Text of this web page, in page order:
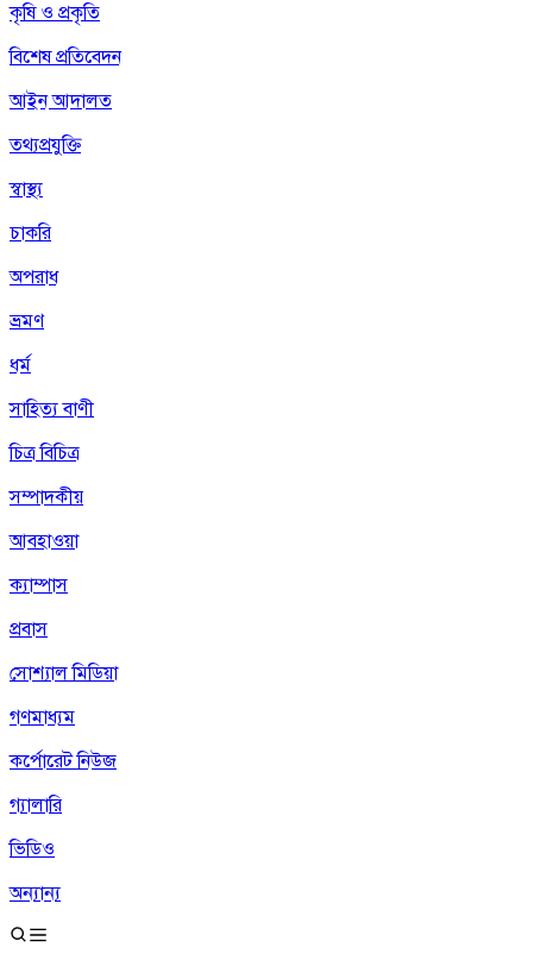
কৃষি ও প্রকৃতি
বিশেষ প্রতিবেদন
আইন আদালত
তথ্যপ্রযুক্তি
স্বাস্থ্য
চাকরি
অপরাধ
ভ্রমণ
ধর্ম
সাহিত্য বাণী
চিত্র বিচিত্র
সম্পাদকীয়
আবহাওয়া
ক্যাম্পাস
প্রবাস
সোশ্যাল মিডিয়া
গণমাধ্যম
কর্পোরেট নিউজ
গ্যালারি
ভিডিও
অন্যান্য